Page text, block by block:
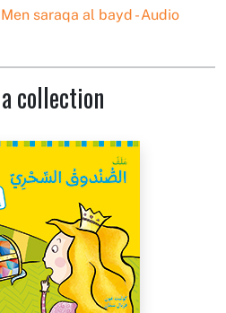
saraqa al bayd - Audio
collection